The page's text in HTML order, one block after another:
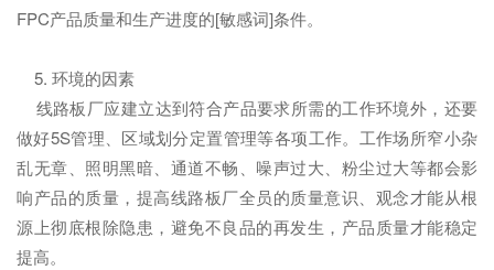
FPC产品质量和生产进度的[敏感词]条件。
5. 环境的因素
线路板厂应建立达到符合产品要求所需的工作环境外，还要
做好5S管理、区域划分定置管理等各项工作。工作场所窄小杂
乱无章、照明黑暗、通道不畅、噪声过大、粉尘过大等都会影
响产品的质量，提高线路板厂全员的质量意识、观念才能从根
源上彻底根除隐患，避免不良品的再发生，产品质量才能稳定
提高。